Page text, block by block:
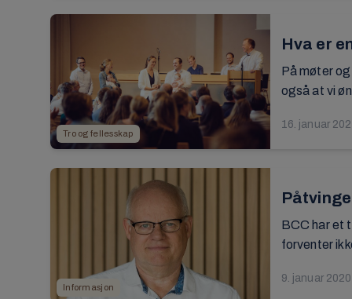
Tro og fellesskap
Hva er
På møter
også at vi
16. januar
Informasjon
BCC har et
forventer
9. januar 2020